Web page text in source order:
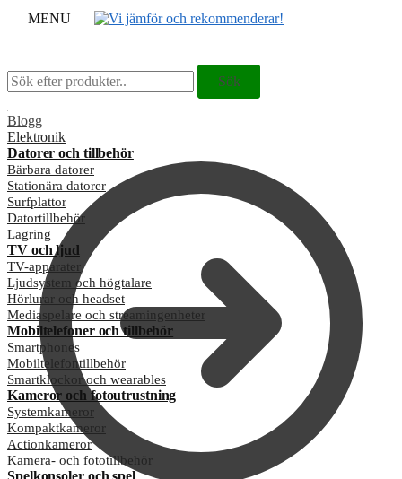
MENU
Sök
efter:
Sök
Blogg
Sök
efter:
Sök
Elektronik
Datorer och tillbehör
Bärbara datorer
Stationära datorer
Surfplattor
Datortillbehör
Lagring
TV och ljud
TV-apparater
Ljudsystem och högtalare
Hörlurar och headset
Mediaspelare och streamingenheter
Mobiltelefoner och tillbehör
Smartphones
Mobiltelefontillbehör
Smartklockor och wearables
Kameror och fotoutrustning
Systemkameror
Kompaktkameror
Actionkameror
Kamera- och fototillbehör
Spelkonsoler och spel